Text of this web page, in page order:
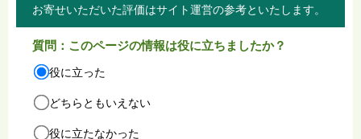
お寄せいただいた評価はサイト運営の参考といたします。
質問：このページの情報は役に立ちましたか？
役に立った
どちらともいえない
役に立たなかった